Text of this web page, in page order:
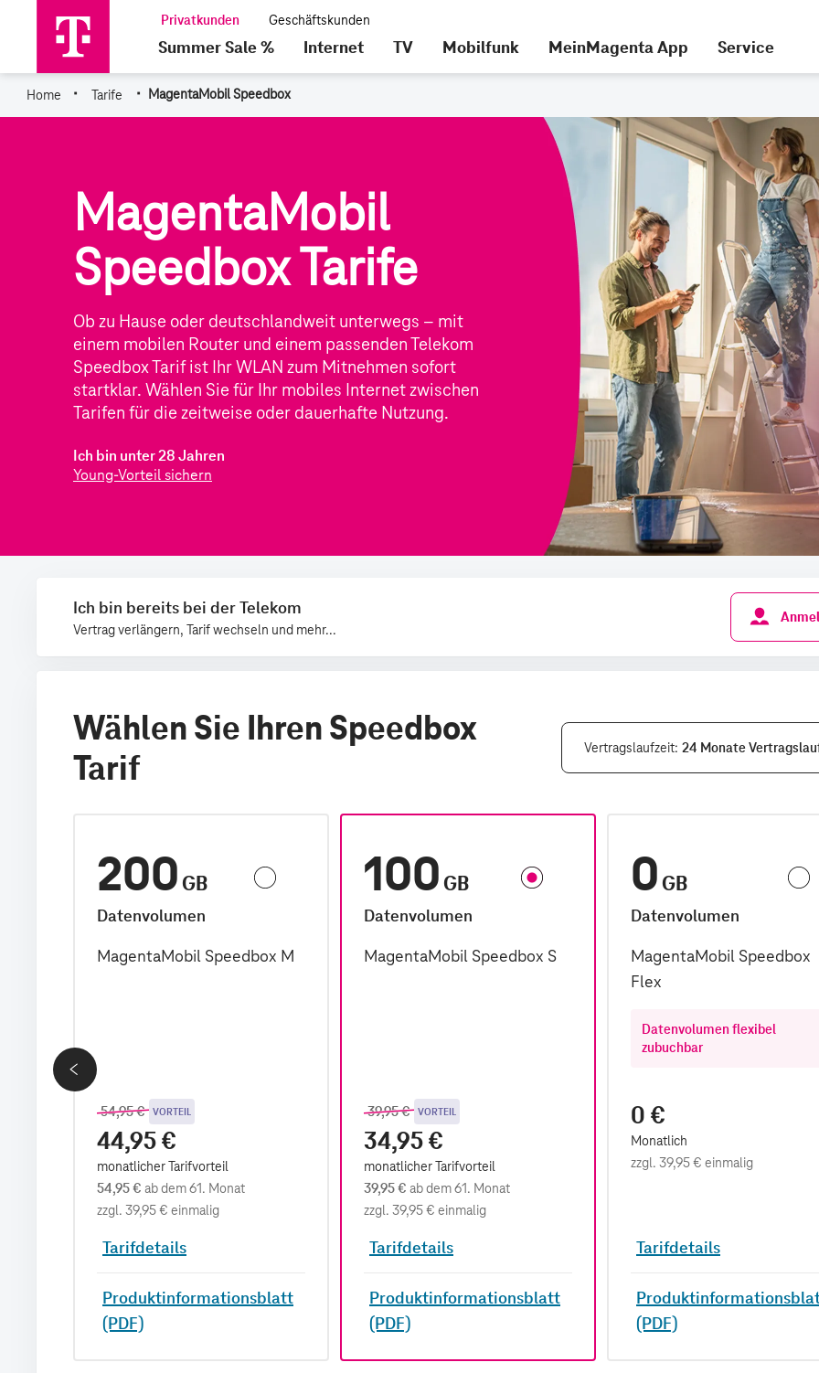
Summer Sale % Internet TV Mobilfunk MeinMagenta App Service
Home · Tarife · MagentaMobil Speedbox
Ich bin bereits bei der Telekom
Vertrag verlängern, Tarif wechseln und mehr...
Wählen Sie Ihren Speedbox
Tarif
Vertragslaufzeit 24 Monate
200GB
Datenvolumen
MagentaMobil Speedbox M
Previous price
54,95 € VORTEIL
44,95 €
monatlicher Tarifvorteil
54,95 € ab dem 61. Monat
zzgl. 39,95 € einmalig
Tarifdetails
Produktinformationsblatt
(PDF)
100GB
Datenvolumen
MagentaMobil Speedbox S
Previous price
39,95 € VORTEIL
34,95 €
monatlicher Tarifvorteil
39,95 € ab dem 61. Monat
zzgl. 39,95 € einmalig
Tarifdetails
Produktinformationsblatt
(PDF)
0GB
Datenvolumen
MagentaMobil Speedbox
Flex
Datenvolumen flexibel
zubuchbar
0 €
Monatlich
zzgl. 39,95 € einmalig
Tarifdetails
(PDF)